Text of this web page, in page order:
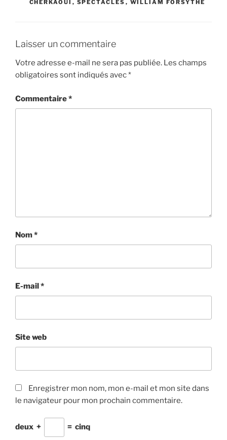
CHERKAOUI , SPECTACLES , WILLIAM FORSYTHE
Laisser un commentaire
Votre adresse e-mail ne sera pas publiée. Les champs
obligatoires sont indiqués avec*
Commentaire*
Nom*
E-mail*
Site web
Enregistrer mon nom, mon e-mail et mon site dans
le navigateur pour mon prochain commentaire.
deux + = cinq